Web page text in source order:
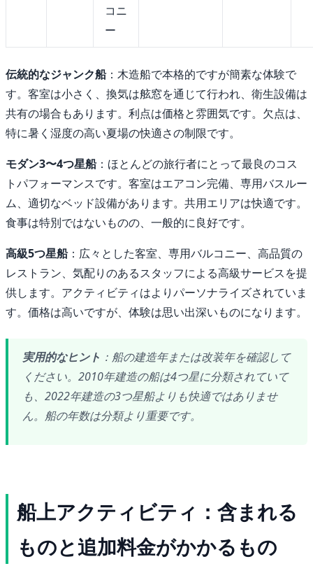
コニ
ー
伝統的なジャンク船：木造船で本格的ですが簡素な体験で
す。客室は小さく、換気は舷窓を通じて行われ、衛生設備は
共有の場合もあります。利点は価格と雰囲気です。欠点は、
特に暑く湿度の高い夏場の快適さの制限です。
モダン3〜4つ星船：ほとんどの旅行者にとって最良のコス
トパフォーマンスです。客室はエアコン完備、専用バスルー
ム、適切なベッド設備があります。共用エリアは快適です。
食事は特別ではないものの、一般的に良好です。
高級5つ星船：広々とした客室、専用バルコニー、高品質の
レストラン、気配りのあるスタッフによる高級サービスを提
供します。アクティビティはよりパーソナライズされていま
す。価格は高いですが、体験は思い出深いものになります。
実用的なヒント ：船の建造年または改装年を確認して
ください。2010年建造の船は4つ星に分類されていて
も、2022年建造の3つ星船よりも快適ではありませ
ん。船の年数は分類より重要です。
船上アクティビティ：含まれる
ものと追加料金がかかるもの